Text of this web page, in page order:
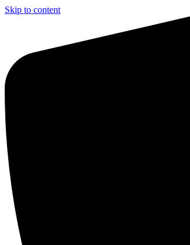
Skip to content